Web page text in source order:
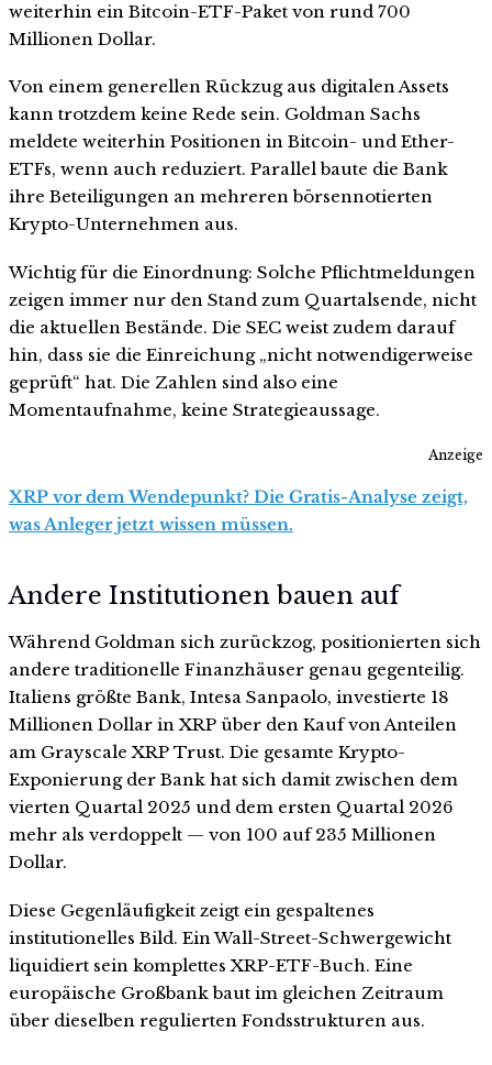
weiterhin ein Bitcoin-ETF-Paket von rund 700
Millionen Dollar.
Von einem generellen Rückzug aus digitalen Assets
kann trotzdem keine Rede sein. Goldman Sachs
meldete weiterhin Positionen in Bitcoin- und Ether-
ETFs, wenn auch reduziert. Parallel baute die Bank
ihre Beteiligungen an mehreren börsennotierten
Krypto-Unternehmen aus.
Wichtig für die Einordnung: Solche Pflichtmeldungen
zeigen immer nur den Stand zum Quartalsende, nicht
die aktuellen Bestände. Die SEC weist zudem darauf
hin, dass sie die Einreichung „nicht notwendigerweise
geprüft“ hat. Die Zahlen sind also eine
Momentaufnahme, keine Strategieaussage.
Anzeige
XRP vor dem Wendepunkt? Die Gratis-Analyse zeigt,
was Anleger jetzt wissen müssen.
Andere Institutionen bauen auf
Während Goldman sich zurückzog, positionierten sich
andere traditionelle Finanzhäuser genau gegenteilig.
Italiens größte Bank, Intesa Sanpaolo, investierte 18
Millionen Dollar in XRP über den Kauf von Anteilen
am Grayscale XRP Trust. Die gesamte Krypto-
Exponierung der Bank hat sich damit zwischen dem
vierten Quartal 2025 und dem ersten Quartal 2026
mehr als verdoppelt — von 100 auf 235 Millionen
Dollar.
Diese Gegenläufigkeit zeigt ein gespaltenes
institutionelles Bild. Ein Wall-Street-Schwergewicht
liquidiert sein komplettes XRP-ETF-Buch. Eine
europäische Großbank baut im gleichen Zeitraum
über dieselben regulierten Fondsstrukturen aus.